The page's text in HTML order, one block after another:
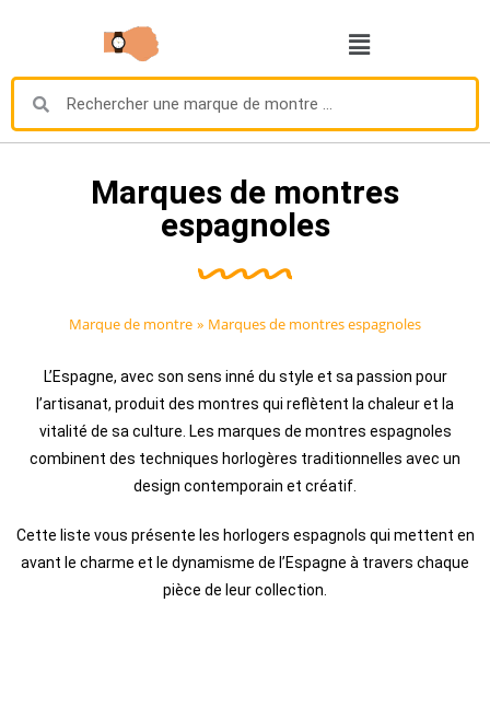
Marques de montres
espagnoles
Marque de montre » Marques de montres espagnoles
L’Espagne, avec son sens inné du style et sa passion pour
l’artisanat, produit des montres qui reflètent la chaleur et la
vitalité de sa culture. Les marques de montres espagnoles
combinent des techniques horlogères traditionnelles avec un
design contemporain et créatif.
Cette liste vous présente les horlogers espagnols qui mettent en
avant le charme et le dynamisme de l’Espagne à travers chaque
pièce de leur collection.